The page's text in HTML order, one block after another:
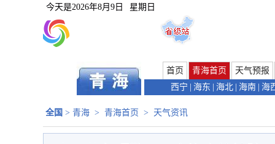
今天是2026年8月9日 星期日
首页 青海首页
天气预报
西宁
海东 海北 海南 海
全国 > 青海 > 青海首页 > 天气资讯